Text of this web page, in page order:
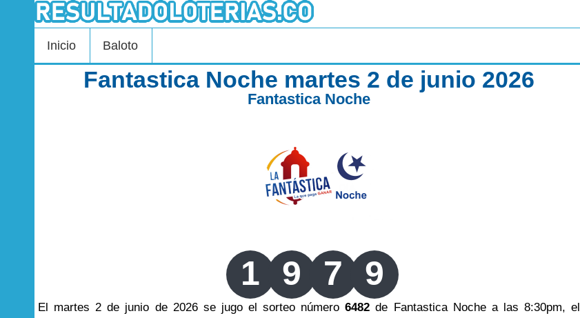
Inicio Baloto
Fantastica Noche martes 2 de junio 2026
Fantastica Noche
1 9 7 9
El martes 2 de junio de 2026 se jugo el sorteo número6482 de Fantastica Noche a las 8:30pm, el